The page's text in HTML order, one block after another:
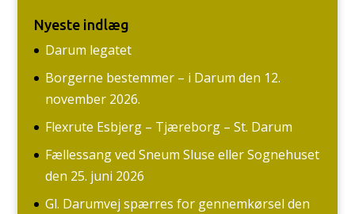
Nyeste indlæg
Darum legatet
Borgerne bestemmer – i Darum den 12.
november 2026.
Flexrute Esbjerg – Tjæreborg – St. Darum
Fællessang ved Sneum Sluse eller Sognehuset
den 25. juni 2026
Gl. Darumvej spærres for gennemkørsel den